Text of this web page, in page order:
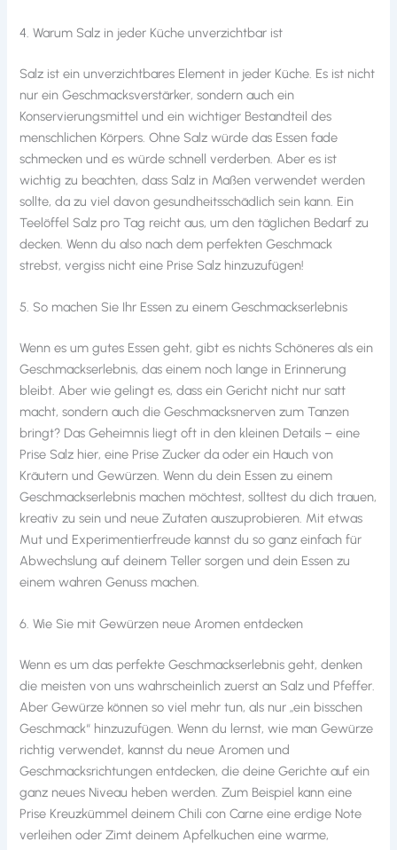
4. Warum Salz in jeder Küche unverzichtbar ist
Salz ist ein unverzichtbares Element in jeder Küche. Es ist nicht
nur ein Geschmacksverstärker, sondern auch ein
Konservierungsmittel und ein wichtiger Bestandteil des
menschlichen Körpers. Ohne Salz würde das Essen fade
schmecken und es würde schnell verderben. Aber es ist
wichtig zu beachten, dass Salz in Maßen verwendet werden
sollte, da zu viel davon gesundheitsschädlich sein kann. Ein
Teelöffel Salz pro Tag reicht aus, um den täglichen Bedarf zu
decken. Wenn du also nach dem perfekten Geschmack
strebst, vergiss nicht eine Prise Salz hinzuzufügen!
5. So machen Sie Ihr Essen zu einem Geschmackserlebnis
Wenn es um gutes Essen geht, gibt es nichts Schöneres als ein
Geschmackserlebnis, das einem noch lange in Erinnerung
bleibt. Aber wie gelingt es, dass ein Gericht nicht nur satt
macht, sondern auch die Geschmacksnerven zum Tanzen
bringt? Das Geheimnis liegt oft in den kleinen Details – eine
Prise Salz hier, eine Prise Zucker da oder ein Hauch von
Kräutern und Gewürzen. Wenn du dein Essen zu einem
Geschmackserlebnis machen möchtest, solltest du dich trauen,
kreativ zu sein und neue Zutaten auszuprobieren. Mit etwas
Mut und Experimentierfreude kannst du so ganz einfach für
Abwechslung auf deinem Teller sorgen und dein Essen zu
einem wahren Genuss machen.
6. Wie Sie mit Gewürzen neue Aromen entdecken
Wenn es um das perfekte Geschmackserlebnis geht, denken
die meisten von uns wahrscheinlich zuerst an Salz und Pfeffer.
Aber Gewürze können so viel mehr tun, als nur „ein bisschen
Geschmack“ hinzuzufügen. Wenn du lernst, wie man Gewürze
richtig verwendet, kannst du neue Aromen und
Geschmacksrichtungen entdecken, die deine Gerichte auf ein
ganz neues Niveau heben werden. Zum Beispiel kann eine
Prise Kreuzkümmel deinem Chili con Carne eine erdige Note
verleihen oder Zimt deinem Apfelkuchen eine warme,